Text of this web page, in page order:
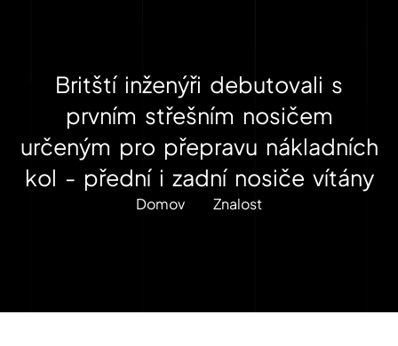
Britští inženýři debutovali s
prvním střešním nosičem
určeným pro přepravu nákladních
kol - přední i zadní nosiče vítány
Domov Znalost